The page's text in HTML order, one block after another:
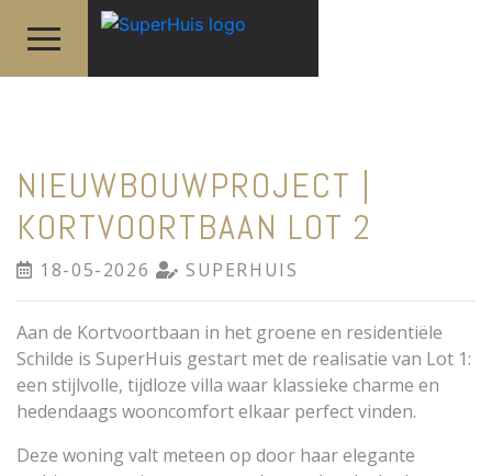
NIEUWBOUWPROJECT |
KORTVOORTBAAN LOT 2
18-05-2026 SUPERHUIS
Aan de Kortvoortbaan in het groene en residentiële
Schilde is SuperHuis gestart met de realisatie van Lot 1:
een stijlvolle, tijdloze villa waar klassieke charme en
hedendaags wooncomfort elkaar perfect vinden.
Deze woning valt meteen op door haar elegante